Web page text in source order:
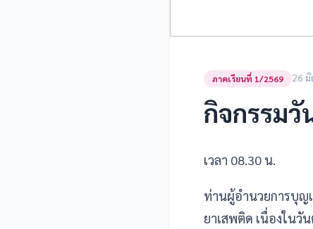
ภาคเรียนที่ 1/2569 26
กิจกรรม
เวลา 08.30 น.
ท่านผู้อำนวยการบุ
ยาเสพติด เนื่องในวั